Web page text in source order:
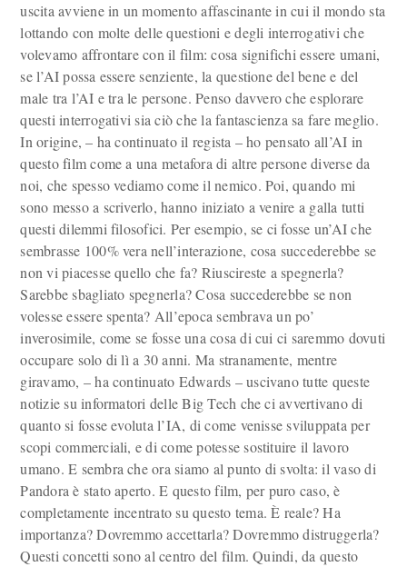
uscita avviene in un momento affascinante in cui il mondo sta
lottando con molte delle questioni e degli interrogativi che
volevamo affrontare con il film: cosa significhi essere umani,
se l’AI possa essere senziente, la questione del bene e del
male tra l’AI e tra le persone. Penso davvero che esplorare
questi interrogativi sia ciò che la fantascienza sa fare meglio.
In origine, – ha continuato il regista – ho pensato all’AI in
questo film come a una metafora di altre persone diverse da
noi, che spesso vediamo come il nemico. Poi, quando mi
sono messo a scriverlo, hanno iniziato a venire a galla tutti
questi dilemmi filosofici. Per esempio, se ci fosse un’AI che
sembrasse 100% vera nell’interazione, cosa succederebbe se
non vi piacesse quello che fa? Riuscireste a spegnerla?
Sarebbe sbagliato spegnerla? Cosa succederebbe se non
volesse essere spenta? All’epoca sembrava un po’
inverosimile, come se fosse una cosa di cui ci saremmo dovuti
occupare solo di lì a 30 anni. Ma stranamente, mentre
giravamo, – ha continuato Edwards – uscivano tutte queste
notizie su informatori delle Big Tech che ci avvertivano di
quanto si fosse evoluta l’IA, di come venisse sviluppata per
scopi commerciali, e di come potesse sostituire il lavoro
umano. E sembra che ora siamo al punto di svolta: il vaso di
Pandora è stato aperto. E questo film, per puro caso, è
completamente incentrato su questo tema. È reale? Ha
importanza? Dovremmo accettarla? Dovremmo distruggerla?
Questi concetti sono al centro del film. Quindi, da questo